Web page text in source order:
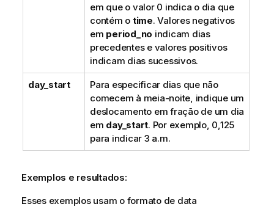
em que o valor 0 indica o dia que
contém o time. Valores negativos
em period_no indicam dias
precedentes e valores positivos
indicam dias sucessivos.
day_start
Para especificar dias que não
comecem à meia-noite, indique um
deslocamento em fração de um dia
em day_start. Por exemplo, 0,125
para indicar 3 a.m.
Exemplos e resultados:
Esses exemplos usam o formato de data